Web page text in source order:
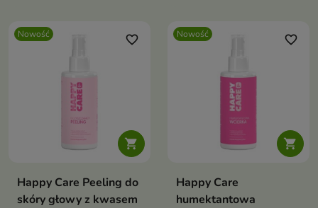
Nowość

favorite_border
Happy Care Peeling do
skóry głowy z kwasem
Nowość

favorite_border
Happy Care
humektantowa